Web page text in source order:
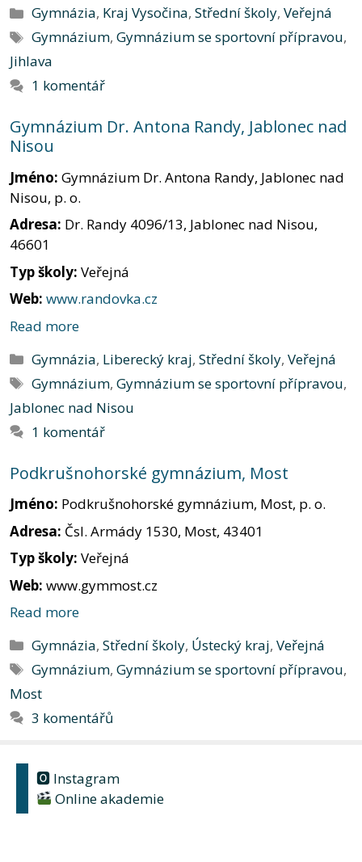
Rubriky
Gymnázia, Kraj Vysočina,Střední školy,Veřejná
Štítky
Gymnázium,Gymnázium se sportovní přípravou,
Jihlava
1 komentář
Gymnázium Dr. Antona Randy, Jablonec nad
Nisou
Jméno: Gymnázium Dr. Antona Randy, Jablonec nad
Nisou, p. o.
Adresa: Dr. Randy 4096/13, Jablonec nad Nisou,
46601
Typ školy: Veřejná
Web: www.randovka.cz
Read more
Rubriky
Gymnázia, Liberecký kraj,Střední školy,Veřejná
Štítky
Gymnázium,Gymnázium se sportovní přípravou,
Jablonec nad Nisou
1 komentář
Podkrušnohorské gymnázium, Most
Jméno: Podkrušnohorské gymnázium, Most, p. o.
Adresa: Čsl. Armády 1530, Most, 43401
Typ školy: Veřejná
Web: www.gymmost.cz
Read more
Rubriky
Gymnázia,Střední školy, Ústecký kraj,Veřejná
Štítky
Gymnázium,Gymnázium se sportovní přípravou,
Most
3 komentářů
🅾 Instagram
Online akademie